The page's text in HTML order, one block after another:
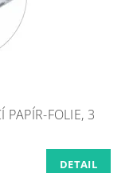
PAPÍR-FOLIE, 3
DETAIL